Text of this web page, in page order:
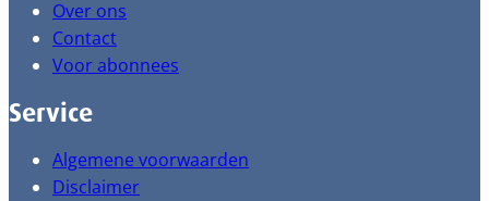
Over ons
Contact
Voor abonnees
Service
Algemene voorwaarden
Disclaimer